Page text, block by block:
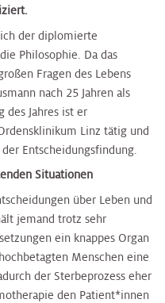
der diplomierte
Philosophie. Da das
Fragen des Lebens
nach 25 Jahren als
des Jahres ist er
Linz tätig und
Entscheidungsfindung.
Situationen
über Leben und
jemand trotz sehr
ein knappes Organ
Menschen eine
der Sterbeprozess eher
den Patient*innen